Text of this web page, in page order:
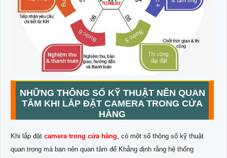
NHỮNG THÔNG SỐ KỸ THUẬT NÊN QUAN
TÂM KHI LẮP ĐẶT CAMERA TRONG CỬA
HÀNG
Khi lắp đặt camera trong cửa hàng, có một số thông số kỹ thuật
quan trọng mà bạn nên quan tâm để Khẳng định rằng hệ thống